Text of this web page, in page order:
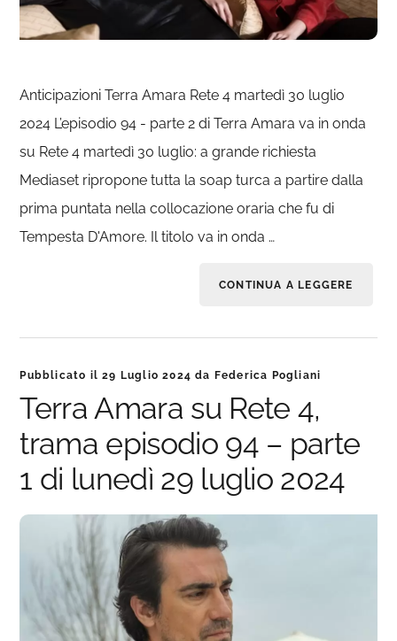
Anticipazioni Terra Amara Rete 4 martedì 30 luglio
2024 L’episodio 94 - parte 2 di Terra Amara va in onda
su Rete 4 martedì 30 luglio: a grande richiesta
Mediaset ripropone tutta la soap turca a partire dalla
prima puntata nella collocazione oraria che fu di
Tempesta D'Amore. Il titolo va in onda …
CONTINUA A LEGGERE
Pubblicato il29 Luglio 2024 da Federica Pogliani
Terra Amara su Rete 4,
trama episodio 94 – parte
1 di lunedì 29 luglio 2024